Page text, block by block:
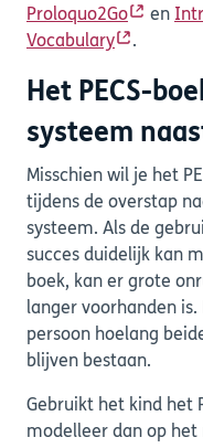
Proloquo2Go
en
Vocabulary
.
Het PECS-
systeem
Misschien wil je het
tijdens de overstap
systeem. Als de
succes duidelijk kan
boek, kan er grote
langer voorhanden
persoon hoelang
blijven bestaan.
Gebruikt het kind het
modelleer dan op het